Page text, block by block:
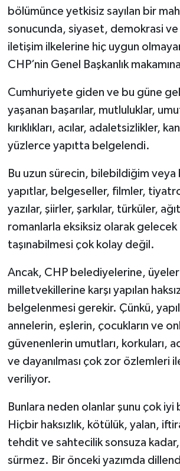
bölümünce yetkisiz sayılan bir
sonucunda, siyaset, demokrasi
iletişim ilkelerine hiç uygun
CHP’nin Genel Başkanlık
Cumhuriyete giden ve bu güne
yaşanan başarılar, mutluluklar,
kırıklıkları, acılar, adaletsizlikler,
yüzlerce yapıtta belgelendi.
Bu uzun sürecin, bilebildiğim
yapıtlar, belgeseller, filmler,
yazılar, şiirler, şarkılar, türküler,
romanlarla eksiksiz olarak gelecek
taşınabilmesi çok kolay değil.
Ancak, CHP belediyelerine,
milletvekillerine karşı yapılan
belgelenmesi gerekir. Çünkü,
annelerin, eşlerin, çocukların ve
güvenenlerin umutları, korkuları,
ve dayanılması çok zor özlemleri
veriliyor.
Bunlara neden olanlar şunu çok iyi
Hiçbir haksızlık, kötülük, yalan,
tehdit ve sahtecilik sonsuza
sürmez. Bir önceki yazımda